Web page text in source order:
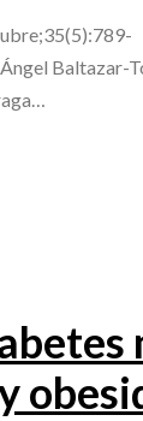
Baltazar-